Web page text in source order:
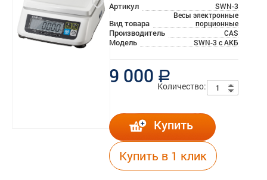
Артикул SWN-3
Вид товара
Весы электронные
порционные
Производитель CAS
Модель SWN-3 с АКБ
9 000 a
Количество:
Купить
Купить в 1 клик